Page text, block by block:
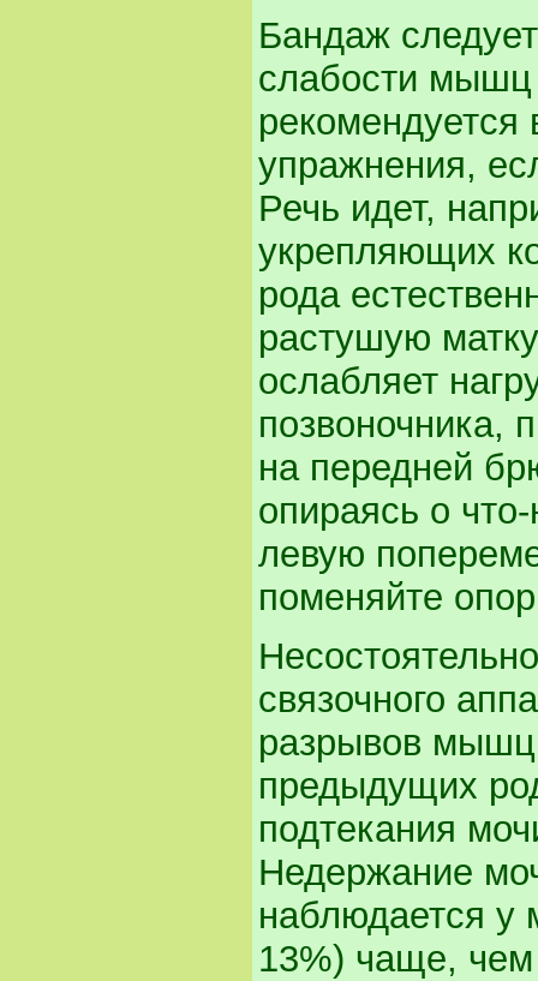
Бандаж
слабости
упражнения,
Речь идет,
укрепляющих
рода
растушую
ослабляет
позвоночника,
на передней
опираясь о
левую
поменяйте
связочного
разрывов мышц
предыдущих
подтекания
Недержание
наблюдается
13%) чаще,